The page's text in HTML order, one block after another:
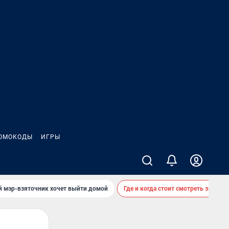
ИГРЫ
мэр-взяточник хочет выйти домой Где и когда стоит смотреть